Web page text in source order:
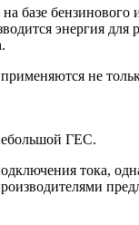
базе
энергия
не
ГЕС.
тока,